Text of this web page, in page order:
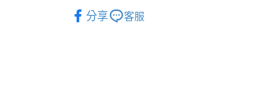
每筆NT$90，滿NT$1,300(含以上)免運費
分享
客服